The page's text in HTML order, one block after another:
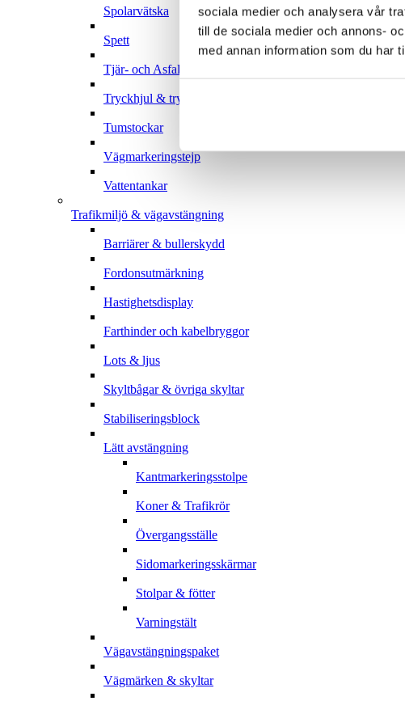
sociala medier och analysera vår
till de sociala medier och annons-
med annan information som du har
Spolarvätska
Spett
Tjär- och Asfaltsborttagare Spray
Tryckhjul & tryckrullar
Tumstockar
Vägmarkeringstejp
Vattentankar
Trafikmiljö & vägavstängning
Barriärer & bullerskydd
Fordonsutmärkning
Hastighetsdisplay
Farthinder och kabelbryggor
Lots & ljus
Skyltbågar & övriga skyltar
Stabiliseringsblock
Lätt avstängning
Kantmarkeringsstolpe
Koner & Trafikrör
Övergangsställe
Sidomarkeringsskärmar
Stolpar & fötter
Varningstält
Vägavstängningspaket
Vägmärken & skyltar